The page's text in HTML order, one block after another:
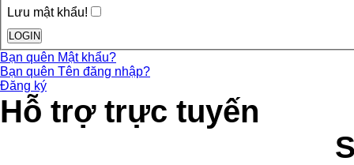
Lưu mật khẩu!
Bạn quên Mật khẩu?
Bạn quên Tên đăng nhập?
Đăng ký
Hỗ trợ trực tuyến